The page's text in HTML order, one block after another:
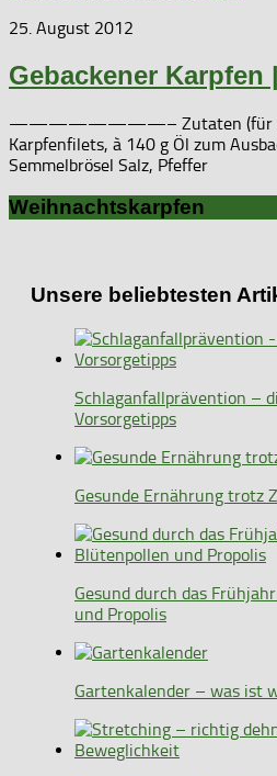
25. August 2012
Gebackener Karpfen
————————– Zutaten (für 4
Karpfenfilets, à 140 g Öl zum
Semmelbrösel Salz, Pfeffer
Weihnachtskarpfen
Unsere beliebtesten
Schlaganfallprävention –
Vorsorgetipps
Gesunde Ernährung trotz
Gesund durch das
und Propolis
Gartenkalender – was ist